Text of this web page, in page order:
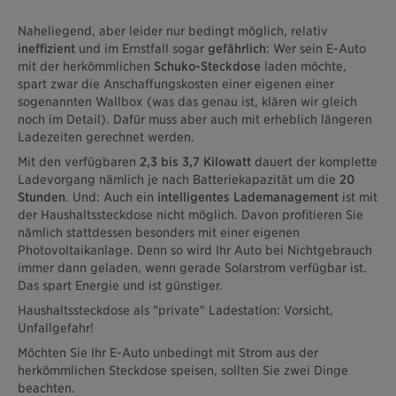
Naheliegend, aber leider nur bedingt möglich, relativ
ineffizient und im Ernstfall sogar gefährlich: Wer sein E-Auto
mit der herkömmlichen Schuko-Steckdose laden möchte,
spart zwar die Anschaffungskosten einer eigenen einer
sogenannten Wallbox (was das genau ist, klären wir gleich
noch im Detail). Dafür muss aber auch mit erheblich längeren
Ladezeiten gerechnet werden.
Mit den verfügbaren 2,3 bis 3,7 Kilowatt dauert der komplette
Ladevorgang nämlich je nach Batteriekapazität um die 20
Stunden. Und: Auch ein intelligentes Lademanagement ist mit
der Haushaltssteckdose nicht möglich. Davon profitieren Sie
nämlich stattdessen besonders mit einer eigenen
Photovoltaikanlage. Denn so wird Ihr Auto bei Nichtgebrauch
immer dann geladen, wenn gerade Solarstrom verfügbar ist.
Das spart Energie und ist günstiger.
Haushaltssteckdose als "private" Ladestation: Vorsicht,
Unfallgefahr!
Möchten Sie Ihr E-Auto unbedingt mit Strom aus der
herkömmlichen Steckdose speisen, sollten Sie zwei Dinge
beachten.